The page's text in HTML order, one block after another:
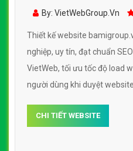
bamigroup.vn đẹp,
By: VietWebGroup.Vn
Thiết kế website
nghiệp, uy tín, đạt chuẩn
VietWeb, tối ưu tốc độ load
người dùng khi duyệt
CHI TIẾT WEBSITE